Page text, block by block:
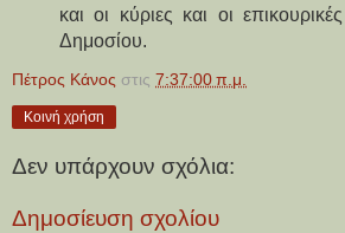
και οι κύριες και οι
Δημοσίου.
Πέτρος Κάνος στις 7:37:00 π.μ.
Κοινή χρήση
Δεν υπάρχουν σχόλια:
Δημοσίευση σχολίου